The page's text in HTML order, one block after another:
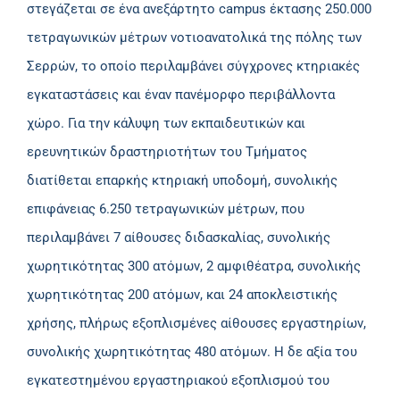
στεγάζεται σε ένα ανεξάρτητο campus έκτασης 250.000
τετραγωνικών μέτρων νοτιοανατολικά της πόλης των
Σερρών, το οποίο περιλαμβάνει σύγχρονες κτηριακές
εγκαταστάσεις και έναν πανέμορφο περιβάλλοντα
χώρο. Για την κάλυψη των εκπαιδευτικών και
ερευνητικών δραστηριοτήτων του Τμήματος
διατίθεται επαρκής κτηριακή υποδομή, συνολικής
επιφάνειας 6.250 τετραγωνικών μέτρων, που
περιλαμβάνει 7 αίθουσες διδασκαλίας, συνολικής
χωρητικότητας 300 ατόμων, 2 αμφιθέατρα, συνολικής
χωρητικότητας 200 ατόμων, και 24 αποκλειστικής
χρήσης, πλήρως εξοπλισμένες αίθουσες εργαστηρίων,
συνολικής χωρητικότητας 480 ατόμων. Η δε αξία του
εγκατεστημένου εργαστηριακού εξοπλισμού του